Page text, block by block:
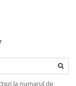
la numarul de